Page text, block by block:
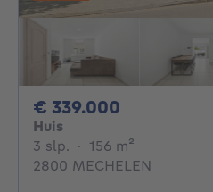
€ 339.000
Huis
3 slp. 3 slaapkamers
· 156 m²
2800 MECHELEN